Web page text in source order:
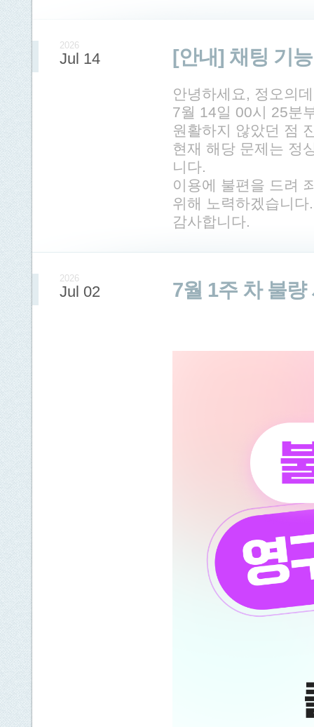
2026
Jul 14 [안내] 채팅 기
안녕하세요, 정오의
7월 14일 00시 25분
원활하지 않았던 점
현재 해당 문제는 정
니다.
이용에 불편을 드려
위해 노력하겠습니다.
감사합니다.
2026
Jul 02 7월 1주 차 불